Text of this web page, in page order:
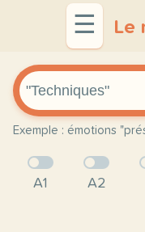
☰ Le
Exemple : émotions
A1 A2